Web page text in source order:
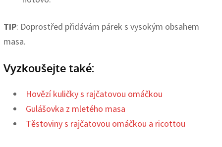
TIP: Doprostřed přidávám párek s vysokým obsahem
masa.
Vyzkoušejte také:
Hovězí kuličky s rajčatovou omáčkou
Gulášovka z mletého masa
Těstoviny s rajčatovou omáčkou a ricottou